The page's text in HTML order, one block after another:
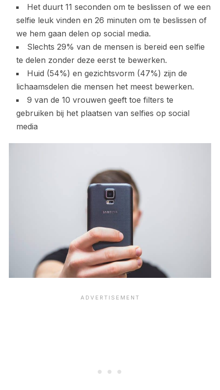
Het duurt 11 seconden om te beslissen of we een
selfie leuk vinden en 26 minuten om te beslissen of
we hem gaan delen op social media.
Slechts 29% van de mensen is bereid een selfie
te delen zonder deze eerst te bewerken.
Huid (54%) en gezichtsvorm (47%) zijn de
lichaamsdelen die mensen het meest bewerken.
9 van de 10 vrouwen geeft toe filters te
gebruiken bij het plaatsen van selfies op social
media